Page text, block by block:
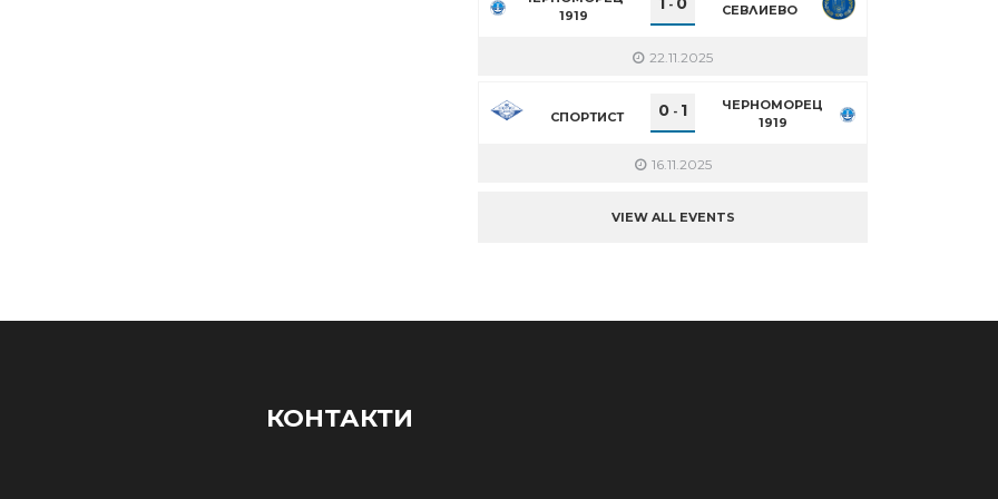
1919
- СЕВЛИЕВО
22.11.2025
СПОРТИСТ 0 - 1
ЧЕРНОМОРЕЦ
1919
16.11.2025
VIEW ALL EVENTS
КОНТАКТИ